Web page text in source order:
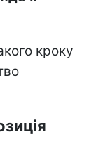
кроку